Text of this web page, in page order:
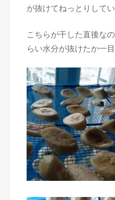
が抜けてねっとりしてい
こちらが干した直後な
らい水分が抜けたか一目